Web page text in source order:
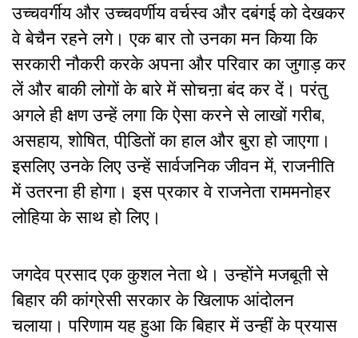
उच्चवर्गीय और उच्चवर्णीय वर्चस्व और दबंगई को देखकर
वे बेचैन रहने लगे। एक बार तो उनका मन किया कि
सरकारी नौकरी करके अपना और परिवार का जुगाड़ कर
लें और बाकी लोगों के बारे में सोचऩा बंद कर दें। परंतु
अगले ही क्षण उन्हें लगा कि ऐसा करने से लाखों गरीब,
असहाय, शोषित, पीडि़तों का हाल और बुरा हो जाएगा।
इसलिए उनके लिए उन्हें सार्वजनिक जीवन में, राजनीति
में उतरना ही होगा। इस प्रकार वे राजनेता राममनोहर
लोहिया के साथ हो लिए।
जगदेव प्रसाद एक कुशल नेता थे। उन्होंने मजबूती से
बिहार की कांग्रेसी सरकार के खिलाफ आंदोलन
चलाया। परिणाम यह हुआ कि बिहार में उन्हीं के प्रयास